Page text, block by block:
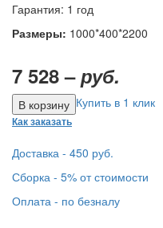
Гарантия: 1 год
Размеры: 1000*400*2200
7 528 –руб.
Купить в 1 клик
Как заказать
Доставка - 450 руб.
Сборка - 5% от стоимости
Оплата - по безналу